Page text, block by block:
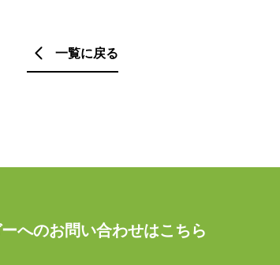
一覧に戻る
へのお問い合わせはこちら